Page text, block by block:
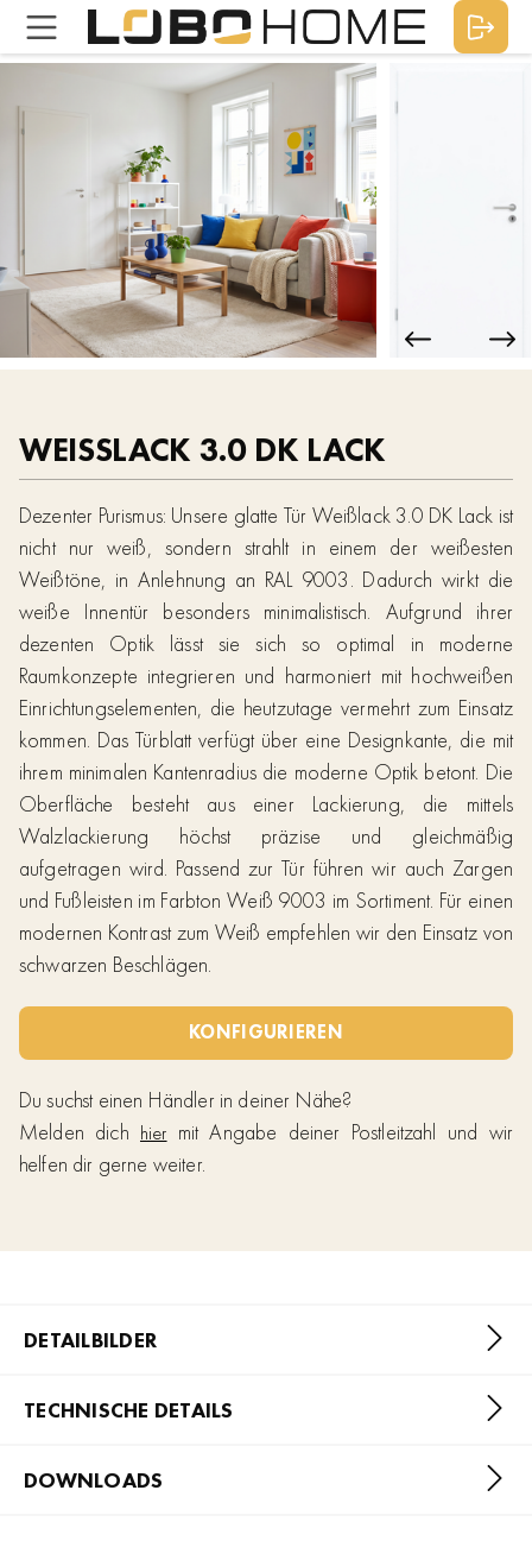
WEISSLACK 3.0 DK LACK
Dezenter Purismus: Unsere glatte Tür Weißlack 3.0 DK Lack ist
nicht nur weiß, sondern strahlt in einem der weißesten
Weißtöne, in Anlehnung an RAL 9003. Dadurch wirkt die
weiße Innentür besonders minimalistisch. Aufgrund ihrer
dezenten Optik lässt sie sich so optimal in moderne
Raumkonzepte integrieren und harmoniert mit hochweißen
Einrichtungselementen, die heutzutage vermehrt zum Einsatz
kommen. Das Türblatt verfügt über eine Designkante, die mit
ihrem minimalen Kantenradius die moderne Optik betont. Die
Oberfläche besteht aus einer Lackierung, die mittels
Walzlackierung höchst präzise und gleichmäßig
aufgetragen wird. Passend zur Tür führen wir auch Zargen
und Fußleisten im Farbton Weiß 9003 im Sortiment. Für einen
modernen Kontrast zum Weiß empfehlen wir den Einsatz von
schwarzen Beschlägen.
KONFIGURIEREN
Du suchst einen Händler in deiner Nähe?
Melden dich hier mit Angabe deiner Postleitzahl und wir
helfen dir gerne weiter.
DETAILBILDER
TECHNISCHE DETAILS
DOWNLOADS